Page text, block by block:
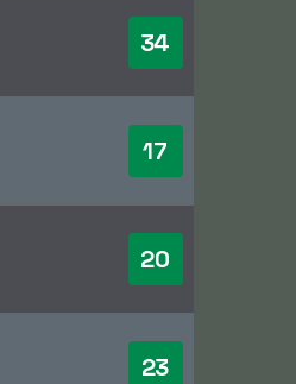
34
17
20
23